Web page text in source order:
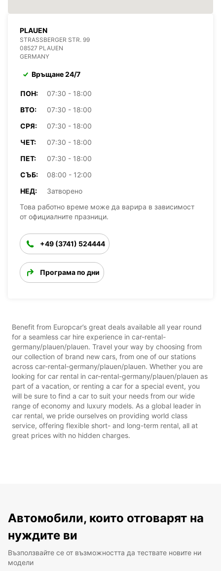
PLAUEN
STRASSBERGER STR. 99
08527 PLAUEN
GERMANY
Връщане 24/7
ПОН:
07:30 - 18:00
ВТО:
07:30 - 18:00
СРЯ:
07:30 - 18:00
ЧЕТ:
07:30 - 18:00
ПЕТ:
07:30 - 18:00
СЪБ:
08:00 - 12:00
НЕД:
Затворено
Това работно време може да варира в зависимост
от официалните празници.
+49 (3741) 524444
Програма по дни
Benefit from Europcar’s great deals available all year round
for a seamless car hire experience in car-rental-
germany/plauen/plauen. Travel your way by choosing from
our collection of brand new cars, from one of our stations
across car-rental-germany/plauen/plauen. Whether you are
looking for car rental in car-rental-germany/plauen/plauen as
part of a vacation, or renting a car for a special event, you
will be sure to find a car to suit your needs from our wide
range of economy and luxury models. As a global leader in
car rental, we pride ourselves on providing world class
service, offering flexible short- and long-term rental, all at
great prices with no hidden charges.
Автомобили, които отговарят на
нуждите ви
Възползвайте се от възможността да тествате новите ни
модели